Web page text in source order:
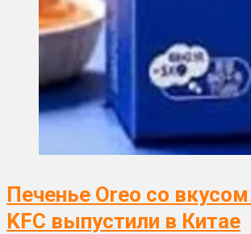
Печенье Oreo со
KFC выпустили в Китае